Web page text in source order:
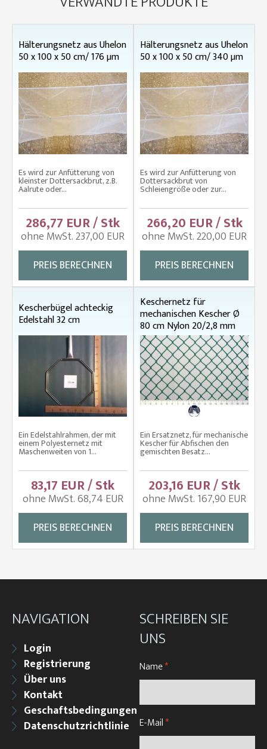
Hälterungsnetz aus Uhelon
50 x 100 x 50 cm/ 176 µm
Es wird zur Anfütterung von
kleinster Dottersackbrut, z.B.
Aalrute oder...
286,77 EUR / Stk
ohne MwSt. 237,00 EUR
PREIS BERECHNEN
Hälterungsnetz aus Uhelon
50 x 100 x 50 cm/ 340 µm
Es wird zur Anfütterung von
Dottersackbrut von
Schleiengröße oder zur...
266,20 EUR / Stk
ohne MwSt. 220,00 EUR
PREIS BERECHNEN
Kescherbügel achteckig
Edelstahl 32 cm
Ein Edelstahlrahmen, der mit
einem Polyesternetz mit
Maschenweiten von 1...
83,17 EUR / Stk
ohne MwSt. 68,74 EUR
PREIS BERECHNEN
Keschernetz für
mechanischen Kescher Ø
80 cm Nylon 20/2,8 mm
Ein Ersatznetz, für mechanische
Kescher für Abfischen den
gemischten Besatz...
203,16 EUR / Stk
ohne MwSt. 167,90 EUR
PREIS BERECHNEN
NAVIGATION
Login
Registrierung
Über uns
Kontakt
Geschaftsbedingungen
Datenschutzrichtlinie
SCHREIBEN SIE
UNS
Name*
E-Mail*